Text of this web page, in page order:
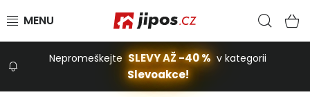
Nepromeškejte SLEVY AŽ -40 % v kategorii
Slevoakce!